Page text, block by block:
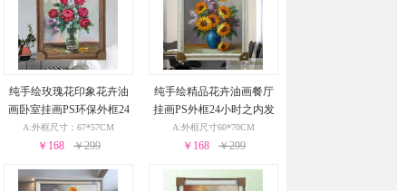
纯手绘玫瑰花印象花卉油
画卧室挂画PS环保外框24
小时之内发货
A:外框尺寸：67*57CM
￥168 ￥299
纯手绘精品花卉油画餐厅
挂画PS外框24小时之内发
货
A:外框尺寸60*70CM
￥168 ￥299